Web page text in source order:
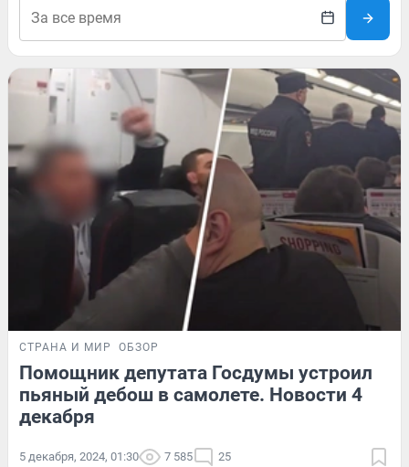
СТРАНА И МИР ОБЗОР
Помощник депутата Госдумы устроил
пьяный дебош в самолете. Новости 4
декабря
5 декабря, 2024, 01:30 7 585 25